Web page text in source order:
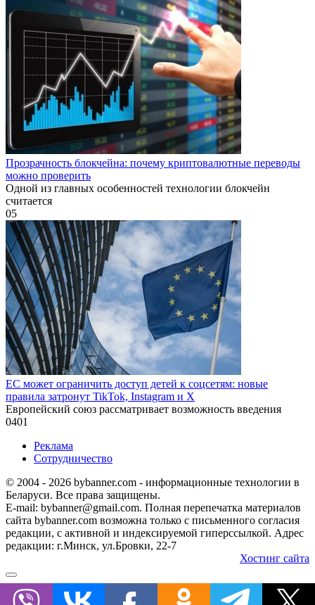
Прозрачность блокчейна: почему криптовалютные переводы
можно проверить
Одной из главных особенностей технологии блокчейн
считается
05
ЕС может ограничить доступ детей к соцсетям: новые
правила затронут TikTok, Instagram и X
Европейский союз рассматривает возможность введения
0401
Реклама
Сотрудничество
© 2004 - 2026 bybanner.com - информационные технологии в
Беларуси. Все права защищены.
E-mail: bybanner@gmail.com. Полная перепечатка материалов
сайта bybanner.com возможна только с письменного согласия
редакции, с активной и индексируемой гиперссылкой. Адрес
редакции: г.Минск, ул.Бровки, 22-7
Хостинг сайта